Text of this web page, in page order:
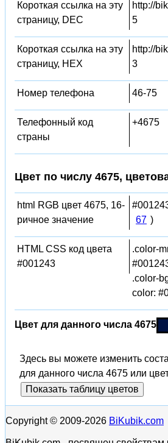
Короткая ссылка на эту
страницу, DEC
http://
5
Короткая ссылка на эту
страницу, HEX
http://
3
Номер телефона 46-75
Телефонный код
страны
+4675
Цвет по числу 4675,
html RGB цвет 4675, 16-
ричное значение
67 )
HTML CSS код цвета
#001243
.color-
.color-
color:
Цвет для данного числа 4675
Здесь вы можете изменить
для данного числа 4675 или
Показать таблицу цветов
Copyright © 2009-2026 BiKubik.com